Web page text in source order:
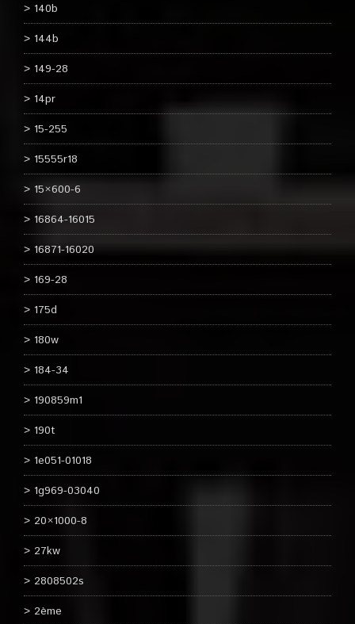
140b
144b
149-28
14pr
15-255
15555r18
15×600-6
16864-16015
16871-16020
169-28
175d
180w
184-34
190859m1
190t
1e051-01018
1g969-03040
20×1000-8
27kw
2808502s
2ème